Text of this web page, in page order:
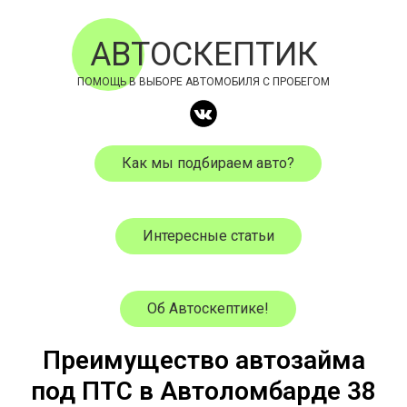
АВТОСКЕПТИК
ПОМОЩЬ В ВЫБОРЕ АВТОМОБИЛЯ С ПРОБЕГОМ
Как мы подбираем авто?
Интересные статьи
Об Автоскептике!
Преимущество автозайма
под ПТС в Автоломбарде 38